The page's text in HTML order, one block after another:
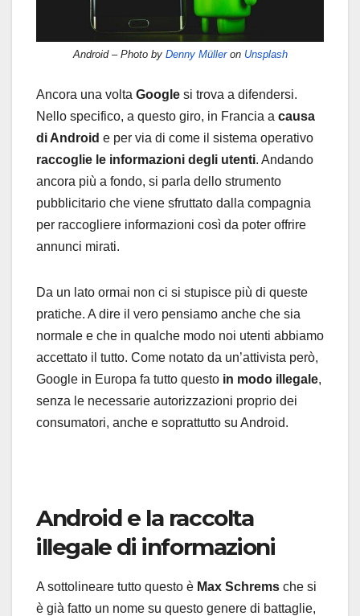
Android – Photo by Denny Mülleron Unsplash
Ancora una volta Google si trova a difendersi.
Nello specifico, a questo giro, in Francia a causa
di Android e per via di come il sistema operativo
raccoglie le informazioni degli utenti. Andando
ancora più a fondo, si parla dello strumento
pubblicitario che viene sfruttato dalla compagnia
per raccogliere informazioni così da poter offrire
annunci mirati.
Da un lato ormai non ci si stupisce più di queste
pratiche. A dire il vero pensiamo anche che sia
normale e che in qualche modo noi utenti abbiamo
accettato il tutto. Come notato da un’attivista però,
Google in Europa fa tutto questo in modo illegale,
senza le necessarie autorizzazioni proprio dei
consumatori, anche e soprattutto su Android.
Android e la raccolta
illegale di informazioni
A sottolineare tutto questo è Max Schrems che si
è già fatto un nome su questo genere di battaglie,